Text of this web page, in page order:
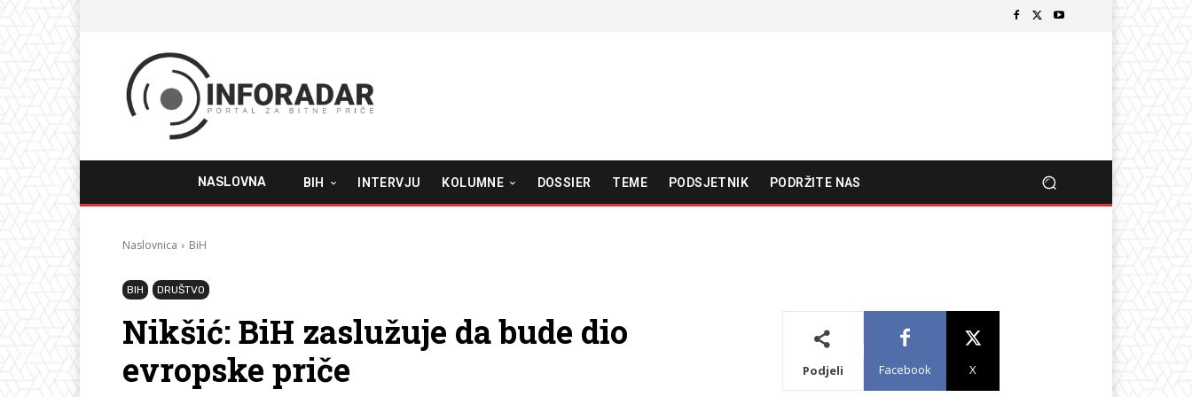
NASLOVNA BIH INTERVJU KOLUMNE DOSSIER TEME PODSJETNIK PODRŽITE NAS
Naslovnica BiH
BIH DRUŠTVO
Nikšić: BiH zaslužuje da bude dio
evropske priče
Podjeli Facebook X